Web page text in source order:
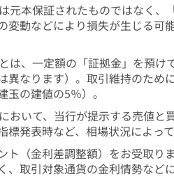
元本保証されたものではなく
変動などにより損失が生じる可
は、一定額の「証拠金」を預
異なります）。取引維持のた
玉の建値の5％）。
おいて、当行が提示する売値
標発表時など、相場状況によっ
ト（金利差調整額）をお受取り
、取引対象通貨の金利情勢など